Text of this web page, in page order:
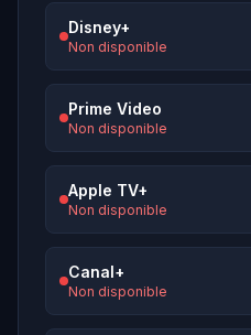
Disney+
Non disponible
Prime Video
Non disponible
Apple TV+
Non disponible
Canal+
Non disponible